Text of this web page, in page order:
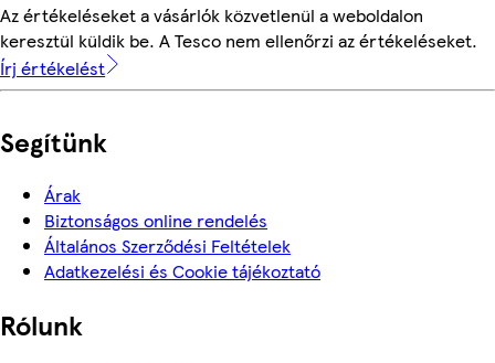
Az értékeléseket a vásárlók közvetlenül a weboldalon
keresztül küldik be. A Tesco nem ellenőrzi az értékeléseket.
Írj értékelést
Segítünk
Árak
Biztonságos online rendelés
Általános Szerződési Feltételek
Adatkezelési és Cookie tájékoztató
Rólunk